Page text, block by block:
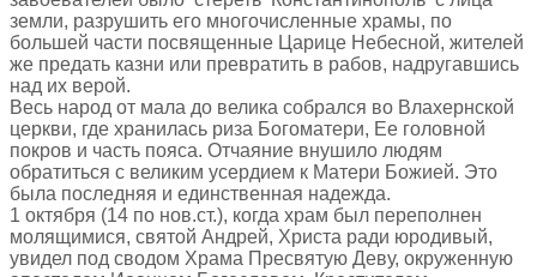
земли, разрушить его многочисленные храмы, по
большей части посвященные Царице Небесной, жителей
же предать казни или превратить в рабов, надругавшись
над их верой.
Весь народ от мала до велика собрался во Влахернской
церкви, где хранилась риза Богоматери, Ее головной
покров и часть пояса. Отчаяние внушило людям
обратиться с великим усердием к Матери Божией. Это
была последняя и единственная надежда.
1 октября (14 по нов.ст.), когда храм был переполнен
молящимися, святой Андрей, Христа ради юродивый,
увидел под сводом Храма Пресвятую Деву, окруженную